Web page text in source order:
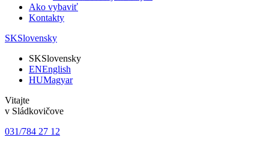
Ako vybaviť
Kontakty
SKSlovensky
SKSlovensky
ENEnglish
HUMagyar
Vitajte
v Sládkovičove
031/784 27 12